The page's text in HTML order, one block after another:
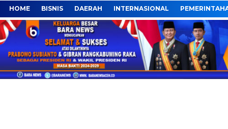
HOME BISNIS DAERAH INTERNASIONAL